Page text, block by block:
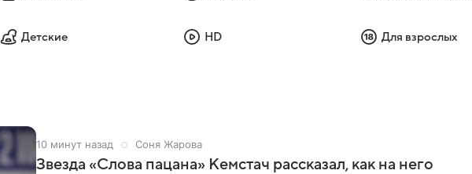
Детские HD Для взрослых
10 минут назад Соня Жарова
Звезда «Слова пацана» Кемстач рассказал, как на него